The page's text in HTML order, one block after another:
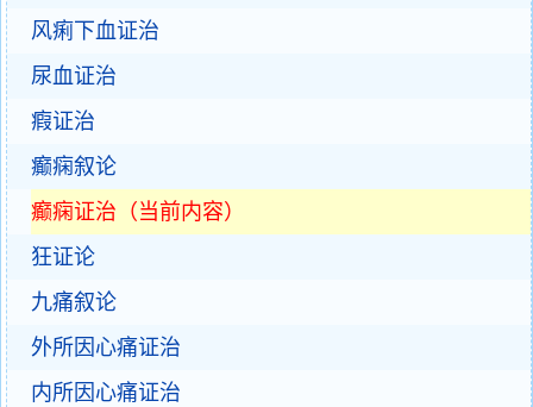
风痢下血证治
尿血证治
瘕证治
癫痫叙论
癫痫证治（当前内容）
狂证论
九痛叙论
外所因心痛证治
内所因心痛证治